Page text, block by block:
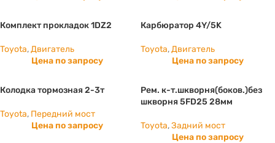
Комплект прокладок 1DZ2
Toyota,Двигатель
Цена по запросу
Карбюратор 4Y/5K
Toyota,Двигатель
Цена по запросу
Колодка тормозная 2-3т
Toyota, Передний мост
Цена по запросу
Рем. к-т.шкворня(боков.)без
шкворня 5FD25 28мм
Toyota,Задний мост
Цена по запросу